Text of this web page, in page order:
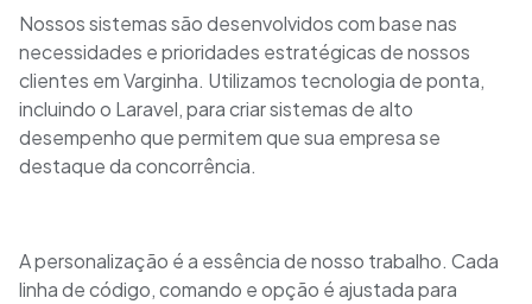
Nossos sistemas são desenvolvidos com base nas
necessidades e prioridades estratégicas de nossos
clientes em Varginha. Utilizamos tecnologia de ponta,
incluindo o Laravel, para criar sistemas de alto
desempenho que permitem que sua empresa se
destaque da concorrência.
A personalização é a essência de nosso trabalho. Cada
linha de código, comando e opção é ajustada para